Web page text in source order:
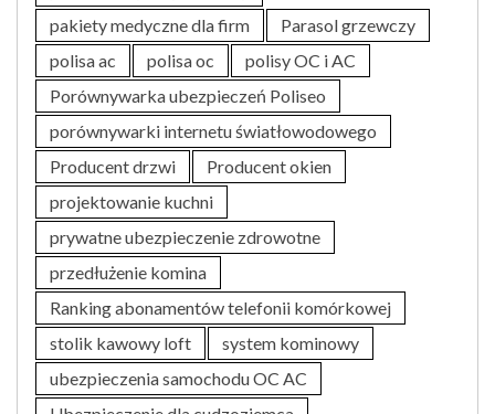
pakiety medyczne dla firm
Parasol grzewczy
polisa ac
polisa oc
polisy OC i AC
Porównywarka ubezpieczeń Poliseo
porównywarki internetu światłowodowego
Producent drzwi
Producent okien
projektowanie kuchni
prywatne ubezpieczenie zdrowotne
przedłużenie komina
Ranking abonamentów telefonii komórkowej
stolik kawowy loft
system kominowy
ubezpieczenia samochodu OC AC